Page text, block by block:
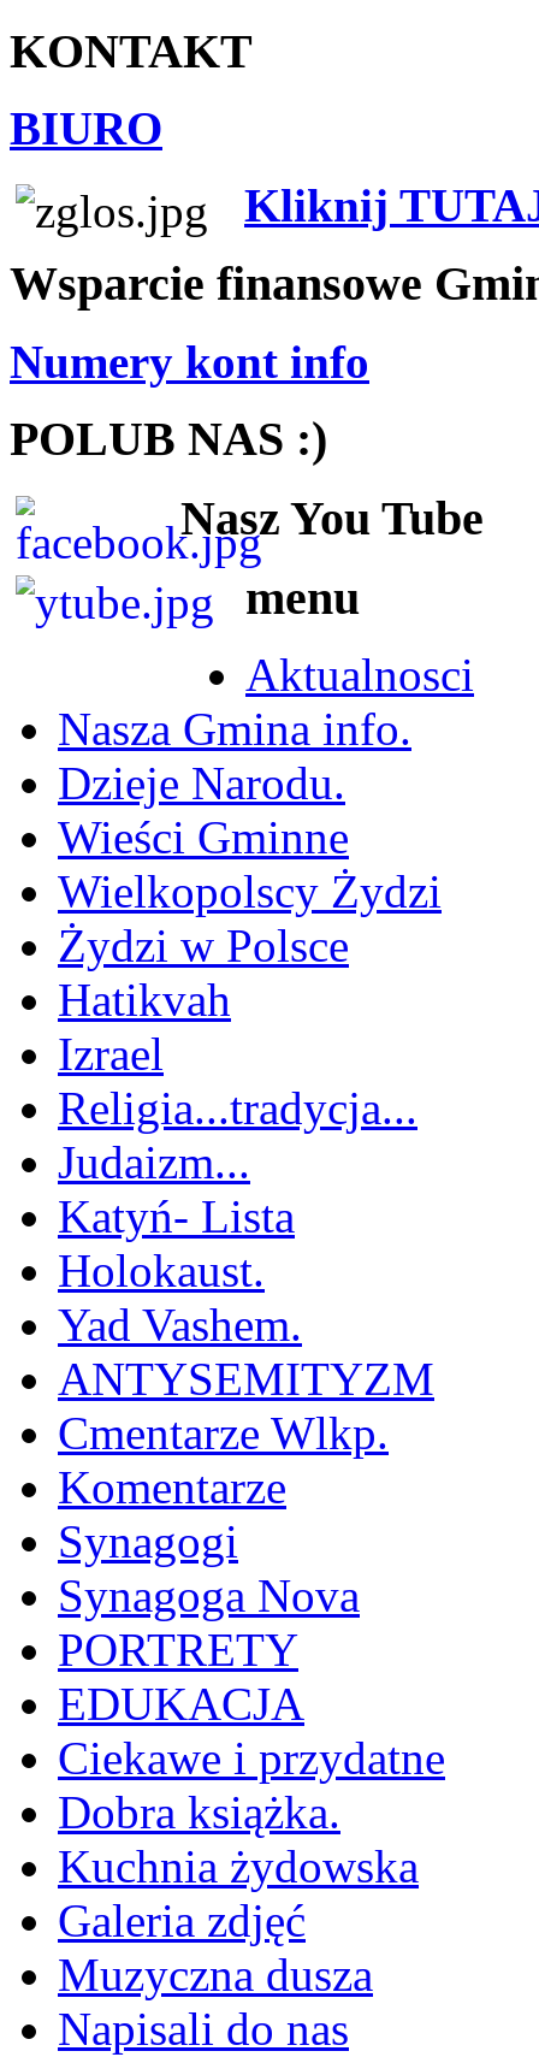
KONTAKT
BIURO
Kliknij
Wsparcie finansowe
Numery kont info
POLUB NAS :)
Nasz You Tube
menu
Aktualnosci
Nasza Gmina info.
Dzieje Narodu.
Wieści Gminne
Wielkopolscy Żydzi
Żydzi w Polsce
Hatikvah
Izrael
Religia...tradycja...
Judaizm...
Katyń- Lista
Holokaust.
Yad Vashem.
ANTYSEMITYZM
Cmentarze Wlkp.
Komentarze
Synagogi
Synagoga Nova
PORTRETY
EDUKACJA
Ciekawe i przydatne
Dobra książka.
Kuchnia żydowska
Galeria zdjęć
Muzyczna dusza
Napisali do nas